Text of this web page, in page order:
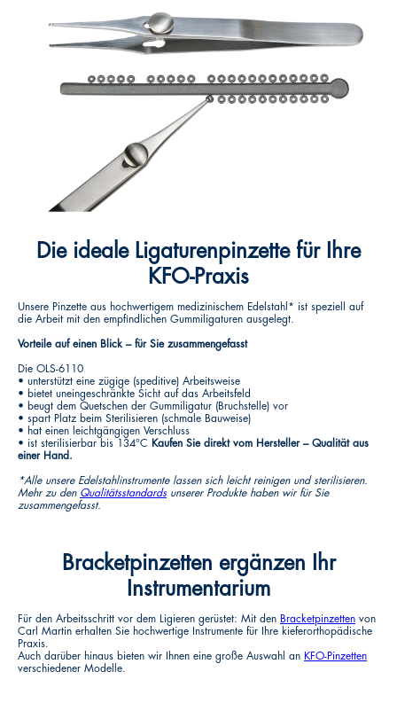
Die ideale Ligaturenpinzette für Ihre
KFO-Praxis
Unsere Pinzette aus hochwertigem medizinischem Edelstahl* ist speziell auf
die Arbeit mit den empfindlichen Gummiligaturen ausgelegt.
Vorteile auf einen Blick – für Sie zusammengefasst
Die OLS-6110
• unterstützt eine zügige (speditive) Arbeitsweise
• bietet uneingeschränkte Sicht auf das Arbeitsfeld
• beugt dem Quetschen der Gummiligatur (Bruchstelle) vor
• spart Platz beim Sterilisieren (schmale Bauweise)
• hat einen leichtgängigen Verschluss
• ist sterilisierbar bis 134°C Kaufen Sie direkt vom Hersteller – Qualität aus
einer Hand.
*Alle unsere Edelstahlinstrumente lassen sich leicht reinigen und sterilisieren.
Mehr zu den Qualitätsstandards unserer Produkte haben wir für Sie
zusammengefasst.
Bracketpinzetten ergänzen Ihr
Instrumentarium
Für den Arbeitsschritt vor dem Ligieren gerüstet: Mit den Bracketpinzetten von
Carl Martin erhalten Sie hochwertige Instrumente für Ihre kieferorthopädische
Praxis.
Auch darüber hinaus bieten wir Ihnen eine große Auswahl an KFO-Pinzetten
verschiedener Modelle.